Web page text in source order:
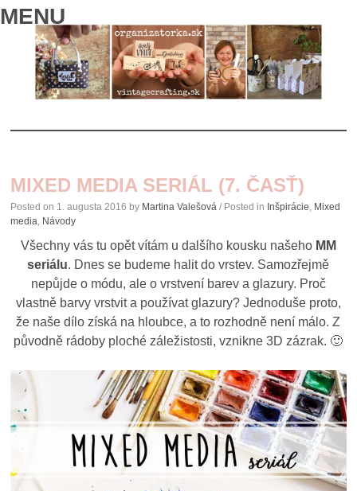
MENU
CONTENT
MIXED MEDIA SERIÁL (7. ČASŤ)
Posted on 1. augusta 2016 by Martina Valešová / Posted in Inšpirácie Mixed
media Návody
Všechny vás tu opět vítám u dalšího kousku našeho MM
seriálu. Dnes se budeme halit do vrstev. Samozřejmě
nepůjde o módu, ale o vrstvení barev a glazury. Proč
vlastně barvy vrstvit a používat glazury? Jednoduše proto,
že naše dílo získá na hloubce, a to rozhodně není málo. Z
původně rádoby ploché záležistosti, vznikne 3D zázrak. 🙂